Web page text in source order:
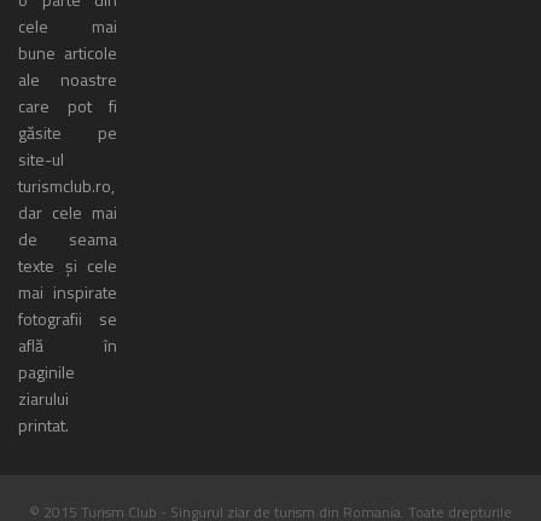
cele mai
bune articole
ale noastre
care pot fi
găsite pe
site-ul
turismclub.ro,
dar cele mai
de seama
texte și cele
mai inspirate
fotografii se
află în
paginile
ziarului
printat.
© 2015 Turism Club - Singurul ziar de turism din Romania. Toate drepturile